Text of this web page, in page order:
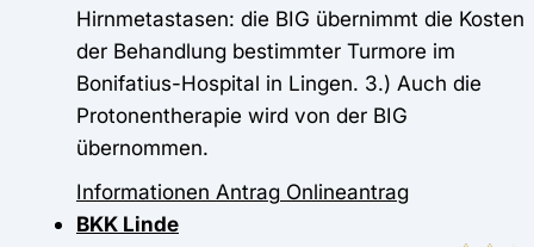
Hirnmetastasen: die BIG übernimmt die Kosten
der Behandlung bestimmter Turmore im
Bonifatius-Hospital in Lingen. 3.) Auch die
Protonentherapie wird von der BIG
übernommen.
Informationen Antrag Onlineantrag
BKK Linde